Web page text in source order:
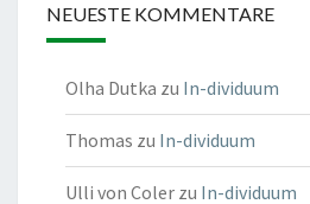
NEUESTE KOMMENTARE
Olha Dutka zu In-dividuum
Thomas zu In-dividuum
Ulli von Coler zu In-dividuum